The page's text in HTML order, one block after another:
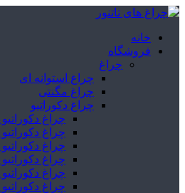
خانه
فروشگاه
چراغ
چراغ استوانه ای
چراغ مگنتی
چراغ دکوراتیو
چراغ
چراغ دکوراتیو IP دار
چراغ
چراغ
چراغ
چراغ